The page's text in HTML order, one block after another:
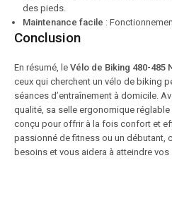
des pieds.
Maintenance facile :
Conclusion
En résumé, le Vélo de Biking 480-485
ceux qui cherchent un vélo de biking
séances d’entraînement à domicile.
qualité, sa selle ergonomique
conçu pour offrir à la fois confort et
passionné de fitness ou un débutant,
besoins et vous aidera à atteindre